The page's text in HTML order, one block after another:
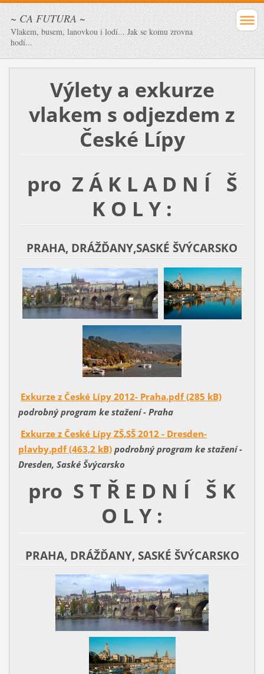
~ CA FUTURA ~
Vlakem, busem, lanovkou i lodí... Jak se komu zrovna
hodí...
Výlety a exkurze
vlakem s odjezdem z
České Lípy
pro Z Á K L A D N Í Š
K O L Y :
PRAHA, DRÁŽĎANY,SASKÉ ŠVÝCARSKO
Exkurze z České Lípy 2012- Praha.pdf (285 kB)
podrobný program ke stažení - Praha
Exkurze z České Lípy ZŠ,SŠ 2012 - Dresden-
plavby.pdf (463,2 kB) podrobný program ke stažení -
Dresden, Saské Švýcarsko
pro S T Ř E D N Í Š K
O L Y :
PRAHA, DRÁŽĎANY, SASKÉ ŠVÝCARSKO